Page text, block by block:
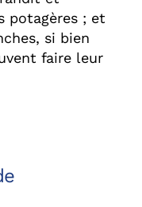
potagères ; et
si bien
faire leur